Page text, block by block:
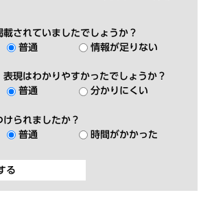
されていましたでしょうか？
普通 情報が足りない
現はわかりやすかったでしょうか？
普通 分かりにくい
られましたか？
普通 時間がかかった